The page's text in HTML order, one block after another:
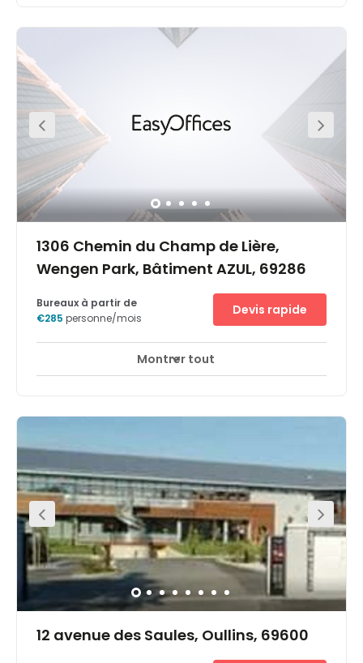
1306 Chemin du Champ de Lière,
Wengen Park, Bâtiment AZUL, 69286
Bureaux à partir de
€285 personne/mois
Devis rapide
Montrer tout
12 avenue des Saules, Oullins, 69600